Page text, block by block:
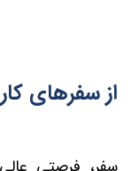
از سفرهای